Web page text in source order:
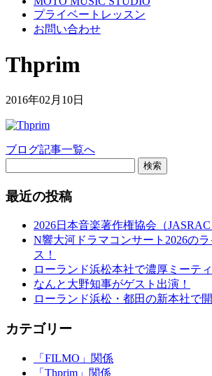
プライベートレッスン
お問い合わせ
Thprim
2016年02月10日
ブログ記事一覧へ
検索
最近の投稿
2026日本音楽著作権協会（
N響大河ドラマコンサート2026の
ス！
ローランド浜松本社で濃厚ミーテ
なんと大野知事がゲスト出演！
ローランド浜松・都田の新本社で開
カテゴリー
「FILMO」関係
「Thprim」関係